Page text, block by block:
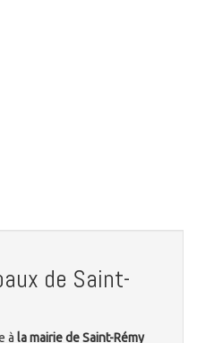
de Saint-
à la mairie de Saint-Rémy